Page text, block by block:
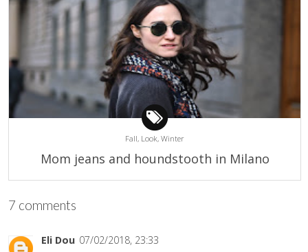
Fall, Look, Winter
Mom jeans and houndstooth in Milano
7 comments
Eli Dou 07/02/2018, 23:33